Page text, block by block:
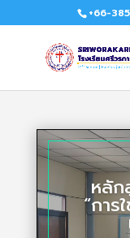
+66-
หลัก
“การ